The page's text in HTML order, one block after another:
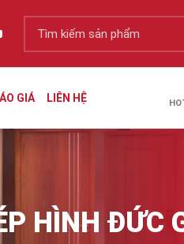
GIÁ LIÊN HỆ
HÌNH ĐỨC